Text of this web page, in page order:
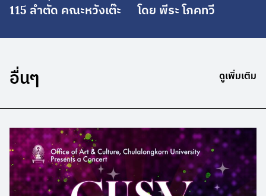
115 ลำตัด คณะหวังเต๊ะ
โดย พีระ โภคทวี
อื่นๆ ดูเพิ่มเติม